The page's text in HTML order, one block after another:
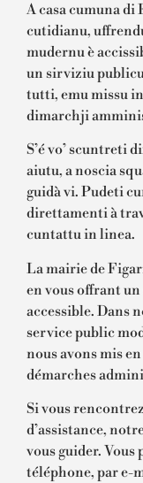
A casa cumuna di
cutidianu,
mudernu è
un sirviziu
tutti, emu missu
dimarchji
S’é vo’ scuntreti
aiutu, a noscia
guidà vi. Pudeti
direttamenti à
cuntattu in linea.
La mairie de
en vous offrant
accessible. Dans
service public
nous avons mis
démarches
Si vous
d’assistance,
vous guider. Vous
téléphone, par e-